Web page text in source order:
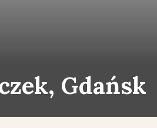
Gdańsk